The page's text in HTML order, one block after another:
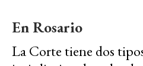
En Rosario
La Corte tiene dos